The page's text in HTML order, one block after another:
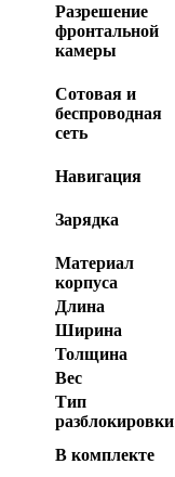
Разрешение
фронтальной
камеры
Сотовая и
беспроводная
сеть
Навигация
Зарядка
Материал
корпуса
Длина
Ширина
Толщина
Вес
Тип
разблокировки
В комплекте